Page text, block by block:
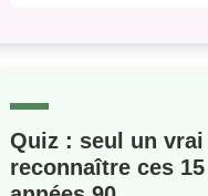
Quiz : seul un
reconnaître ces